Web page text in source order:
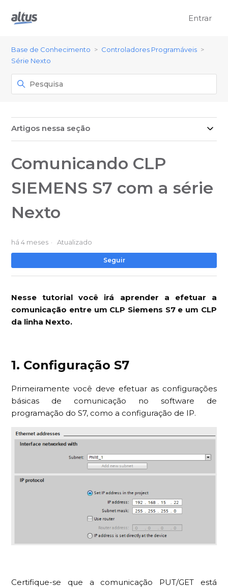
Entrar
Base de Conhecimento
Controladores Programáveis
Série Nexto
Artigos nessa seção
Comunicando CLP
SIEMENS S7 com a série
Nexto
há 4 meses Atualizado
Seguir
Nesse tutorial você irá aprender a efetuar a
comunicação entre um CLP Siemens S7 e um CLP
da linha Nexto.
1. Configuração S7
Primeiramente você deve efetuar as configurações
básicas de comunicação no software de
programação do S7, como a configuração de IP.
Certifique-se que a comunicação PUT/GET está